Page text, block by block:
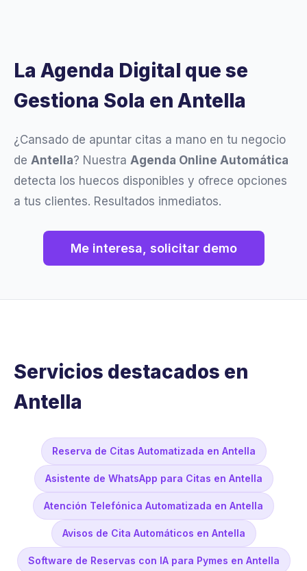
La Agenda Digital que se
Gestiona Sola en Antella
¿Cansado de apuntar citas a mano en tu negocio
de Antella? Nuestra Agenda Online Automática
detecta los huecos disponibles y ofrece opciones
a tus clientes. Resultados inmediatos.
Me interesa, solicitar demo
Servicios destacados en
Antella
Reserva de Citas Automatizada en Antella
Asistente de WhatsApp para Citas en Antella
Atención Telefónica Automatizada en Antella
Avisos de Cita Automáticos en Antella
Software de Reservas con IA para Pymes en Antella